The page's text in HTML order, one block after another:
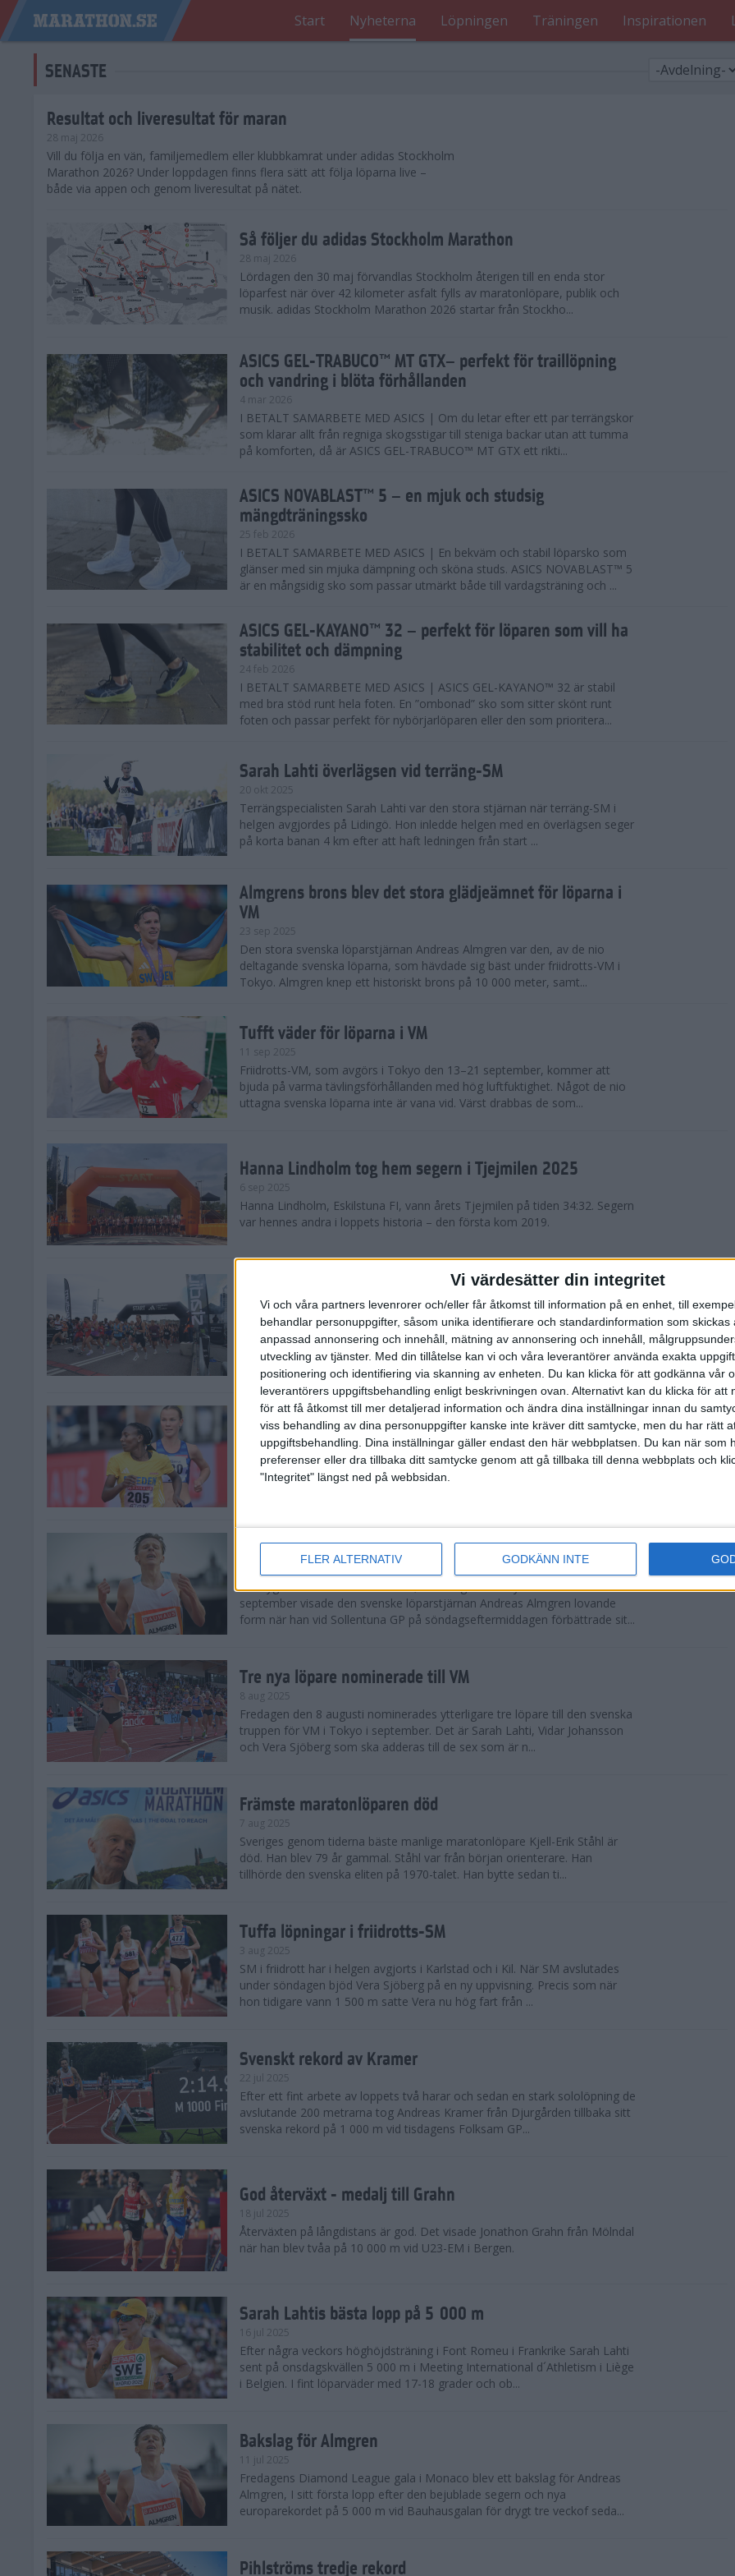
Vi värdesätter din integritet
Vi och våra partners levenrorer och/eller får åtkomst till information på en enhet, till
behandlar personuppgifter, såsom unika identifierare och standardinformation som skickas
anpassad annonsering och innehåll, mätning av annonsering och innehåll,
utveckling av tjänster. Med din tillåtelse kan vi och våra leverantörer använda exakta
positionering och identifiering via skanning av enheten. Du kan klicka för att godkänna vår
leverantörers uppgiftsbehandling enligt beskrivningen ovan. Alternativt kan du klicka för att
för att få åtkomst till mer detaljerad information och ändra dina inställningar innan du
viss behandling av dina personuppgifter kanske inte kräver ditt samtycke, men du har rätt
uppgiftsbehandling. Dina inställningar gäller endast den här webbplatsen. Du kan när som
preferenser eller dra tillbaka ditt samtycke genom att gå tillbaka till denna webbplats och
"Integritet" längst ned på webbsidan.
FLER ALTERNATIV GODKÄNN INTE
Start Nyheterna Löpningen Träningen Inspirationen
SENASTE
Resultat och liveresultat för maran
28 maj 2026
​Vill du följa en vän, familjemedlem eller klubbkamrat under adidas Stockholm
Marathon 2026? Under loppdagen finns flera sätt att följa löparna live –
både via appen och genom liveresultat på nätet.
Så följer du adidas Stockholm Marathon
28 maj 2026
Lördagen den 30 maj förvandlas Stockholm återigen till en enda stor
löparfest när över 42 kilometer asfalt fylls av maratonlöpare, publik och
musik. adidas Stockholm Marathon 2026 startar från Stockho...
ASICS GEL-TRABUCO™ MT GTX– perfekt för traillöpning
och vandring i blöta förhållanden
4 mar 2026
I BETALT SAMARBETE MED ASICS | Om du letar efter ett par terrängskor
som klarar allt från regniga skogsstigar till steniga backar utan att tumma
på komforten, då är ASICS GEL-TRABUCO™ MT GTX ett rikti...
ASICS NOVABLAST™ 5 – en mjuk och studsig
mängdträningssko
25 feb 2026
I BETALT SAMARBETE MED ASICS | En bekväm och stabil löparsko som
glänser med sin mjuka dämpning och sköna studs. ASICS NOVABLAST™ 5
är en mångsidig sko som passar utmärkt både till vardagsträning och ...
ASICS GEL-KAYANO™ 32 – perfekt för löparen som vill ha
stabilitet och dämpning
24 feb 2026
I BETALT SAMARBETE MED ASICS | ASICS GEL-KAYANO™ 32 är stabil
med bra stöd runt hela foten. En ”ombonad” sko som sitter skönt runt
foten och passar perfekt för nybörjarlöparen eller den som prioritera...
Sarah Lahti överlägsen vid terräng-SM
20 okt 2025
Terrängspecialisten Sarah Lahti var den stora stjärnan när terräng-SM i
helgen avgjordes på Lidingö. Hon inledde helgen med en överlägsen seger
på korta banan 4 km efter att haft ledningen från start ...
Almgrens brons blev det stora glädjeämnet för löparna i
VM
23 sep 2025
Den stora svenska löparstjärnan Andreas Almgren var den, av de nio
deltagande svenska löparna, som hävdade sig bäst under friidrotts-VM i
Tokyo. Almgren knep ett historiskt brons på 10 000 meter, samt...
Tufft väder för löparna i VM
11 sep 2025
Friidrotts-VM, som avgörs i Tokyo den 13–21 september, kommer att
bjuda på varma tävlingsförhållanden med hög luftfuktighet. Något de nio
uttagna svenska löparna inte är vana vid. Värst drabbas de som...
Hanna Lindholm tog hem segern i Tjejmilen 2025
6 sep 2025
Hanna Lindholm, Eskilstuna FI, vann årets Tjejmilen på tiden 34:32. Segern
var hennes andra i loppets historia – den första kom 2019.
Snabbaste segertiden på 12 år i rekordstort adidas
Stockholm Halvmaraton
30 aug 2025
Ett slutsålt och rekordstort adidas Stockholm Halvmaraton avgjordes i
nästintill perfekt löparväder. 18 grader, mulet och väldigt lite vind. Totalt
var 19,866 löpare anmälda, varav 15,807 kom till sta...
Löparna viktiga när Sverige vann Finnkampen
26 aug 2025
Den hundrade upplagan av Finnkampen, världens äldsta och största
landskamp i friidrott, avgjordes inför fullsatta läktare på Stockholms
Svenskt rekord när Almgren testade VM-formen
En dryg månad före friidrotts-VM, som avgörs i Tokyo den 13-21
september visade den svenske löparstjärnan Andreas Almgren lovande
form när han vid Sollentuna GP på söndagseftermiddagen förbättrade sit...
Tre nya löpare nominerade till VM
8 aug 2025
Fredagen den 8 augusti nominerades ytterligare tre löpare till den svenska
truppen för VM i Tokyo i september. Det är Sarah Lahti, Vidar Johansson
och Vera Sjöberg som ska adderas till de sex som är n...
Främste maratonlöparen död
7 aug 2025
Sveriges genom tiderna bäste manlige maratonlöpare Kjell-Erik Ståhl är
död. Han blev 79 år gammal. Ståhl var från början orienterare. Han
tillhörde den svenska eliten på 1970-talet. Han bytte sedan ti...
Tuffa löpningar i friidrotts-SM
3 aug 2025
SM i friidrott har i helgen avgjorts i Karlstad och i Kil. När SM avslutades
under söndagen bjöd Vera Sjöberg på en ny uppvisning. Precis som när
hon tidigare vann 1 500 m satte Vera nu hög fart från ...
Svenskt rekord av Kramer
22 jul 2025
Efter ett fint arbete av loppets två harar och sedan en stark sololöpning de
avslutande 200 metrarna tog Andreas Kramer från Djurgården tillbaka sitt
svenska rekord på 1 000 m vid tisdagens Folksam GP...
God återväxt - medalj till Grahn
18 jul 2025
Återväxten på långdistans är god. Det visade Jonathon Grahn från Mölndal
när han blev tvåa på 10 000 m vid U23-EM i Bergen.
Sarah Lahtis bästa lopp på 5 000 m
16 jul 2025
Efter några veckors höghöjdsträning i Font Romeu i Frankrike Sarah Lahti
sent på onsdagskvällen 5 000 m i Meeting International d´Athletism i Liège
i Belgien. I fint löparväder med 17-18 grader och ob...
Bakslag för Almgren
11 jul 2025
Fredagens Diamond League gala i Monaco blev ett bakslag för Andreas
Almgren, I sitt första lopp efter den bejublade segern och nya
europarekordet på 5 000 m vid Bauhausgalan för drygt tre veckof seda...
Pihlströms tredje rekord